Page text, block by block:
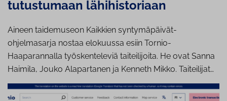
tutustumaan lähihistoriaan
Aineen taidemuseon Kaikkien syntymäpäivät-
ohjelmasarja nostaa elokuussa esiin Tornio-
Haaparannalla työskenteleviä taiteilijoita. He ovat Sanna
Haimila, Jouko Alapartanen ja Kenneth Mikko. Taiteilijat…